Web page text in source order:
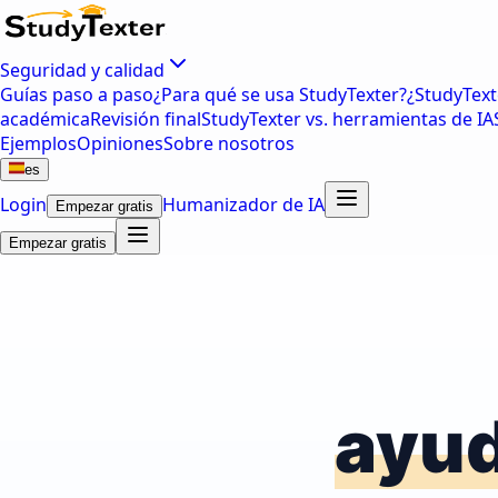
Seguridad y calidad
Guías paso a paso¿Para qué se usa StudyTexter?
académicaRevisión finalStudyTexter vs. herramientas de IA
EjemplosOpinionesSobre nosotros
es
Login Empezar gratis Humanizador de IA
Empezar gratis